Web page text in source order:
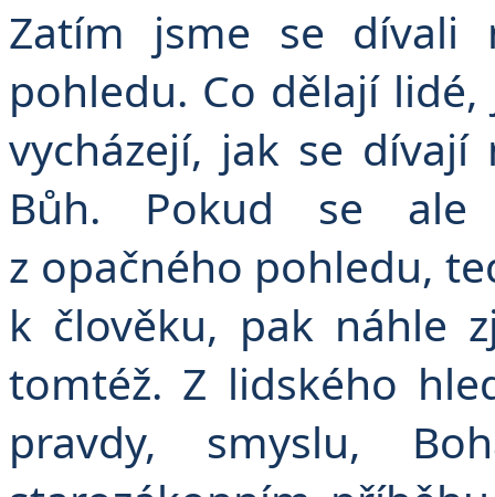
Zatím jsme se dívali
pohledu. Co dělají
vycházejí, jak se
Bůh. Pokud se
z opačného pohledu,
k člověku, pak náhle
tomtéž. Z lidského
pravdy, smyslu,